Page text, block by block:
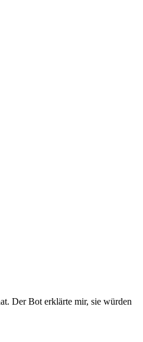
Der Bot erklärte mir, sie würden